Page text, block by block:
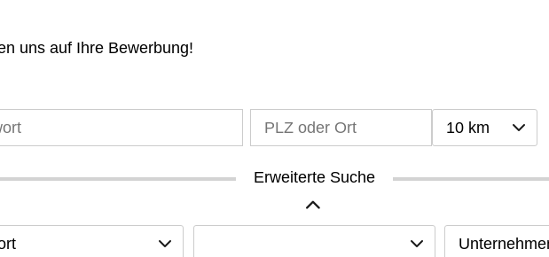
uns auf Ihre Bewerbung!
10 km
Erweiterte Suche